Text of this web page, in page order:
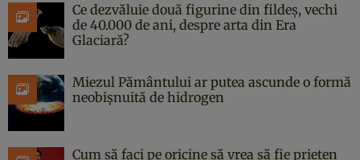
Ce dezvăluie două figurine din fildeș, vechi
de 40.000 de ani, despre arta din Era
Glaciară?
Miezul Pământului ar putea ascunde o formă
neobișnuită de hidrogen
Cum să faci pe oricine să vrea să fie prieten